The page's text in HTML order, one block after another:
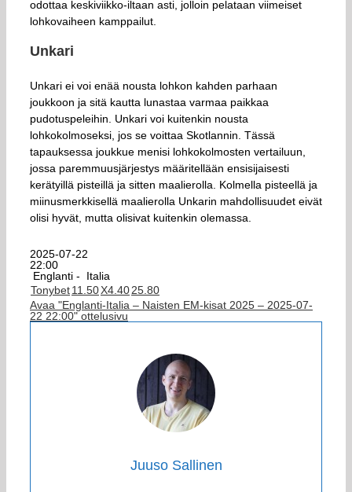
odottaa keskiviikko-iltaan asti, jolloin pelataan viimeiset
lohkovaiheen kamppailut.
Unkari
Unkari ei voi enää nousta lohkon kahden parhaan
joukkoon ja sitä kautta lunastaa varmaa paikkaa
pudotuspeleihin. Unkari voi kuitenkin nousta
lohkokolmoseksi, jos se voittaa Skotlannin. Tässä
tapauksessa joukkue menisi lohkokolmosten vertailuun,
jossa paremmuusjärjestys määritellään ensisijaisesti
kerätyillä pisteillä ja sitten maalierolla. Kolmella pisteellä ja
miinusmerkkisellä maalierolla Unkarin mahdollisuudet eivät
olisi hyvät, mutta olisivat kuitenkin olemassa.
2025-07-22
22:00
Englanti -
Italia
Tonybet11.50X4.4025.80
Avaa "Englanti-Italia – Naisten EM-kisat 2025 – 2025-07-
22 22:00" ottelusivu
Juuso Sallinen